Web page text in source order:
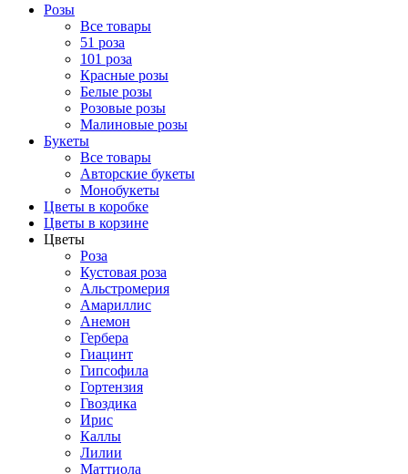
Розы
Все товары
51 роза
101 роза
Красные розы
Белые розы
Розовые розы
Малиновые розы
Букеты
Все товары
Авторские букеты
Монобукеты
Цветы в коробке
Цветы в корзине
Цветы
Роза
Кустовая роза
Альстромерия
Амариллис
Анемон
Гербера
Гиацинт
Гипсофила
Гортензия
Гвоздика
Ирис
Каллы
Лилии
Маттиола